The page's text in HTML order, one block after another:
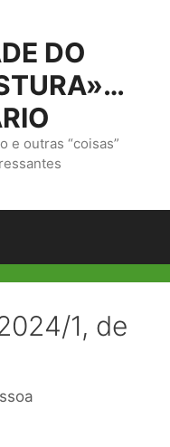
DO
e outras “coisas”
1, de